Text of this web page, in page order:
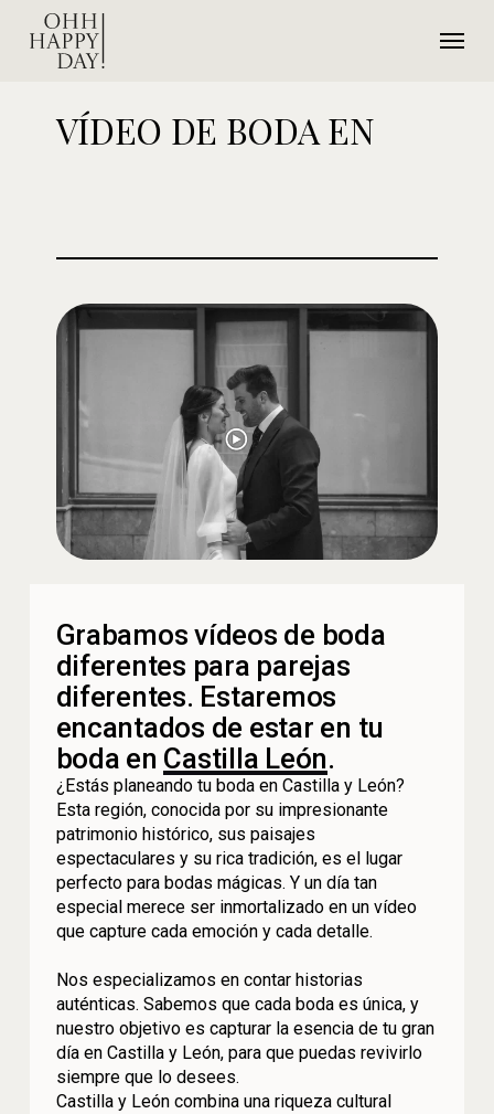
contenido
Menú
VÍDEO DE BODA EN
Grabamos vídeos de boda
diferentes para parejas
diferentes. Estaremos
encantados de estar en tu
boda en Castilla León.
¿Estás planeando tu boda en Castilla y León?
Esta región, conocida por su impresionante
patrimonio histórico, sus paisajes
espectaculares y su rica tradición, es el lugar
perfecto para bodas mágicas. Y un día tan
especial merece ser inmortalizado en un vídeo
que capture cada emoción y cada detalle.
Nos especializamos en contar historias
auténticas. Sabemos que cada boda es única, y
nuestro objetivo es capturar la esencia de tu gran
día en Castilla y León, para que puedas revivirlo
siempre que lo desees.
Castilla y León combina una riqueza cultural